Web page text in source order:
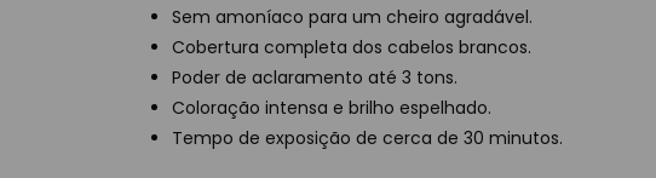
Sem amoníaco para um cheiro agradável.
Cobertura completa dos cabelos brancos.
Poder de aclaramento até 3 tons.
Coloração intensa e brilho espelhado.
Tempo de exposição de cerca de 30 minutos.